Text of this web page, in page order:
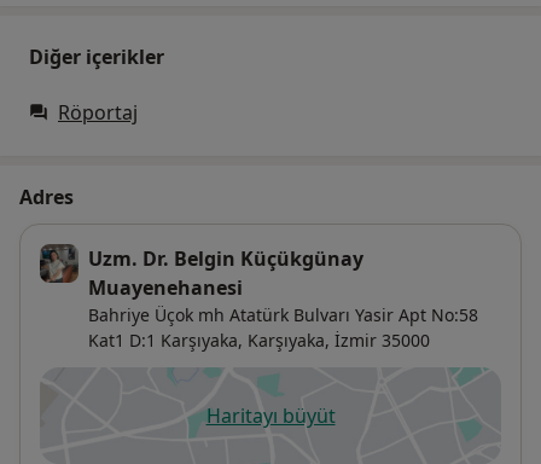
Diğer içerikler
Röportaj
Adres
Uzm. Dr. Belgin Küçükgünay
Muayenehanesi
Bahriye Üçok mh Atatürk Bulvarı Yasir Apt No:58
Kat1 D:1 Karşıyaka, Karşıyaka, İzmir 35000
Haritayı büyütyeni bir sekmede açılır